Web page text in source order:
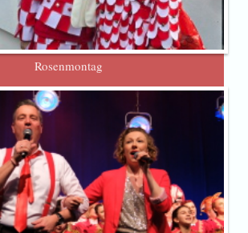
Rosenmontag